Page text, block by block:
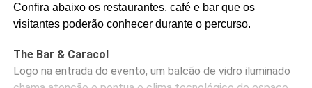
Confira abaixo os restaurantes, café e bar que os
visitantes poderão conhecer durante o percurso.
The Bar & Caracol
Logo na entrada do evento, um balcão de vidro iluminado